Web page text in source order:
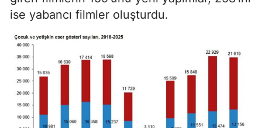
ise yabancı filmler oluşturdu.